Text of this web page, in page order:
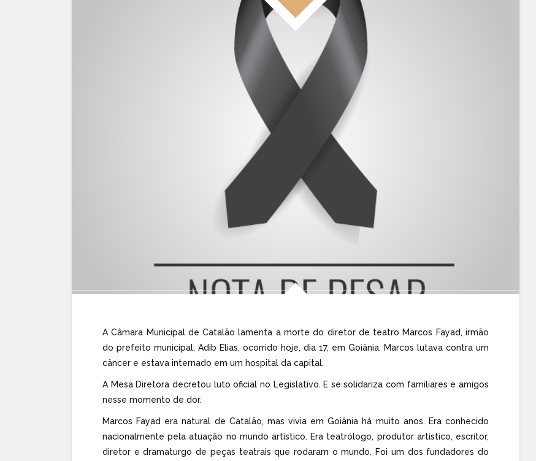
A Câmara Municipal de Catalão lamenta a morte do diretor de teatro Marcos Fayad, irmão
do prefeito municipal, Adib Elias, ocorrido hoje, dia 17, em Goiânia. Marcos lutava contra um
câncer e estava internado em um hospital da capital.
A Mesa Diretora decretou luto oficial no Legislativo. E se solidariza com familiares e amigos
nesse momento de dor.
Marcos Fayad era natural de Catalão, mas vivia em Goiânia há muito anos. Era conhecido
nacionalmente pela atuação no mundo artístico. Era teatrólogo, produtor artístico, escritor,
diretor e dramaturgo de peças teatrais que rodaram o mundo. Foi um dos fundadores do